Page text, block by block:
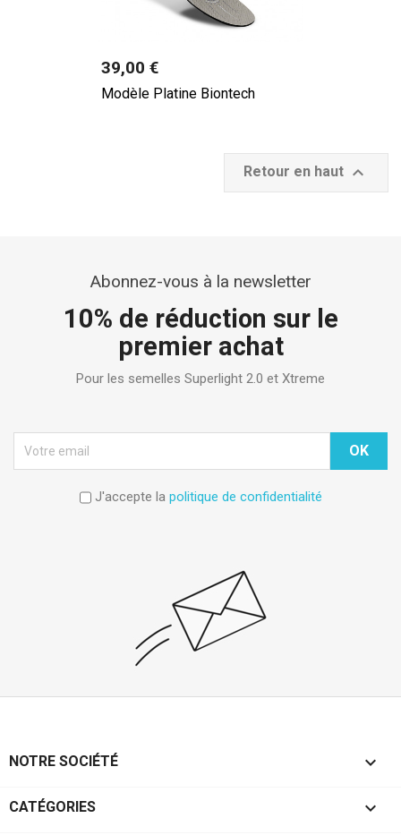
Prix
39,00 €
Modèle Platine Biontech
Retour en haut 
Abonnez-vous à la newsletter
10% de réduction sur le
premier achat
Pour les semelles Superlight 2.0 et Xtreme
J'accepte la politique de confidentialité
NOTRE SOCIÉTÉ 
CATÉGORIES 